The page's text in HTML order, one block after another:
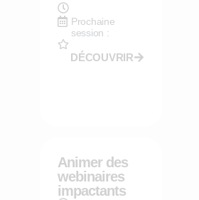
Prochaine
session :
DÉCOUVRIR
Animer des
webinaires
impactants